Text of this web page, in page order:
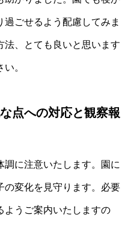
過ごせるよう配慮してみま
法、とても良いと思います
。
点への対応と観察報
に注意いたします。園に
の変化を見守ります。必要
ようご案内いたしますの